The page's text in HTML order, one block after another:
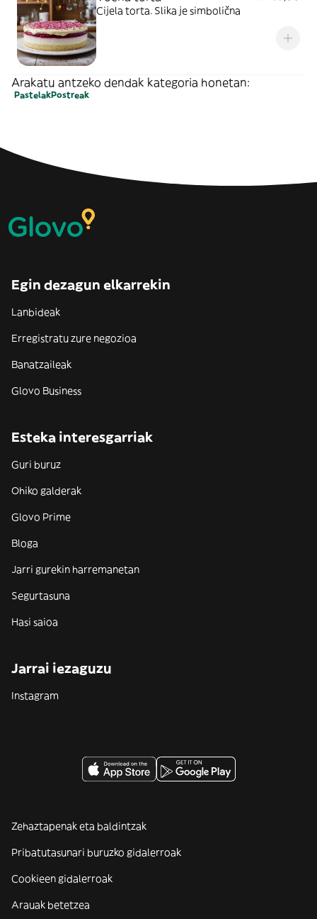
Cijela torta. Slika je simbolična
Arakatu antzeko dendak kategoria honetan:
PastelakPostreak
Egin dezagun elkarrekin
Lanbideak
Erregistratu zure negozioa
Banatzaileak
Glovo Business
Esteka interesgarriak
Guri buruz
Ohiko galderak
Glovo Prime
Bloga
Jarri gurekin harremanetan
Segurtasuna
Hasi saioa
Jarrai iezaguzu
Instagram
Zehaztapenak eta baldintzak
Pribatutasunari buruzko gidalerroak
Cookieen gidalerroak
Arauak betetzea